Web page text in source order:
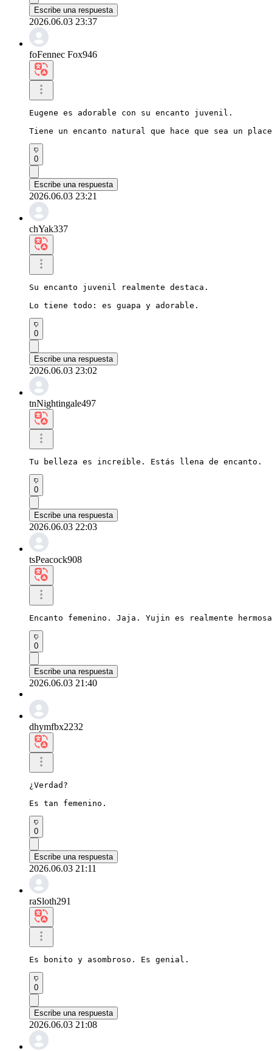
Escribe una respuesta
2026.06.03 23:37
foFennec Fox946
Eugene es adorable con su encanto juvenil.
Tiene un encanto natural que hace que sea un
0
Escribe una respuesta
2026.06.03 23:21
chYak337
Su encanto juvenil realmente destaca.
Lo tiene todo: es guapa y adorable.
0
Escribe una respuesta
2026.06.03 23:02
tnNightingale497
Tu belleza es increíble. Estás llena de encanto.
0
Escribe una respuesta
2026.06.03 22:03
tsPeacock908
Encanto femenino. Jaja. Yujin es realmente
0
Escribe una respuesta
2026.06.03 21:40
dhymfbx2232
¿Verdad?
Es tan femenino.
0
Escribe una respuesta
2026.06.03 21:11
raSloth291
Es bonito y asombroso. Es genial.
0
Escribe una respuesta
2026.06.03 21:08